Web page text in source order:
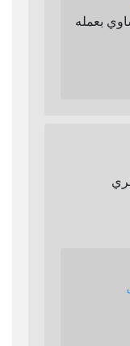
بعمله